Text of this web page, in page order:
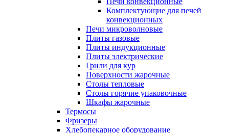
Комплектующие для печей
конвекционных
Печи микроволновые
Плиты газовые
Плиты индукционные
Плиты электрические
Грили для кур
Поверхности жарочные
Столы тепловые
Столы горячие упаковочные
Шкафы жарочные
Термосы
Фризеры
Хлебопекарное оборудование